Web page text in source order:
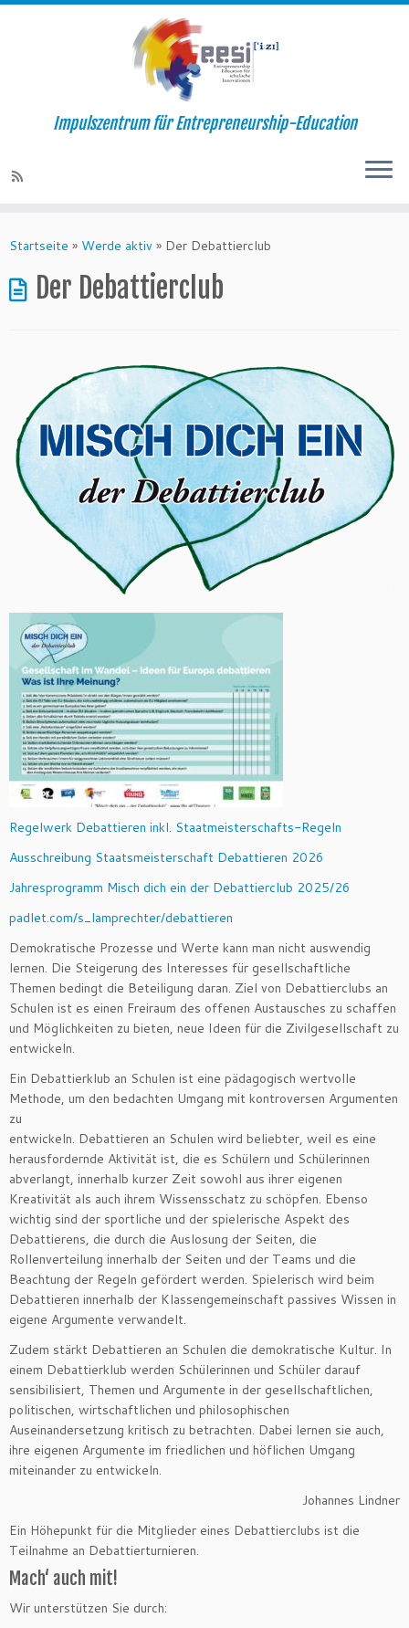
Impulszentrum für Entrepreneurship-Education
Startseite » Werde aktiv » Der Debattierclub
Der Debattierclub
Regelwerk Debattieren inkl. Staatmeisterschafts-Regeln
Ausschreibung Staatsmeisterschaft Debattieren 2026
Jahresprogramm Misch dich ein der Debattierclub 2025/26
padlet.com/s_lamprechter/debattieren
Demokratische Prozesse und Werte kann man nicht auswendig
lernen. Die Steigerung des Interesses für gesellschaftliche
Themen bedingt die Beteiligung daran. Ziel von Debattierclubs an
Schulen ist es einen Freiraum des offenen Austausches zu schaffen
und Möglichkeiten zu bieten, neue Ideen für die Zivilgesellschaft zu
entwickeln.
Ein Debattierklub an Schulen ist eine pädagogisch wertvolle
Methode, um den bedachten Umgang mit kontroversen Argumenten
zu
entwickeln. Debattieren an Schulen wird beliebter, weil es eine
herausfordernde Aktivität ist, die es Schülern und Schülerinnen
abverlangt, innerhalb kurzer Zeit sowohl aus ihrer eigenen
Kreativität als auch ihrem Wissensschatz zu schöpfen. Ebenso
wichtig sind der sportliche und der spielerische Aspekt des
Debattierens, die durch die Auslosung der Seiten, die
Rollenverteilung innerhalb der Seiten und der Teams und die
Beachtung der Regeln gefördert werden. Spielerisch wird beim
Debattieren innerhalb der Klassengemeinschaft passives Wissen in
eigene Argumente verwandelt.
Zudem stärkt Debattieren an Schulen die demokratische Kultur. In
einem Debattierklub werden Schülerinnen und Schüler darauf
sensibilisiert, Themen und Argumente in der gesellschaftlichen,
politischen, wirtschaftlichen und philosophischen
Auseinandersetzung kritisch zu betrachten. Dabei lernen sie auch,
ihre eigenen Argumente im friedlichen und höflichen Umgang
miteinander zu entwickeln.
Johannes Lindner
Ein Höhepunkt für die Mitglieder eines Debattierclubs ist die
Teilnahme an Debattierturnieren.
Mach‘ auch mit!
Wir unterstützen Sie durch: